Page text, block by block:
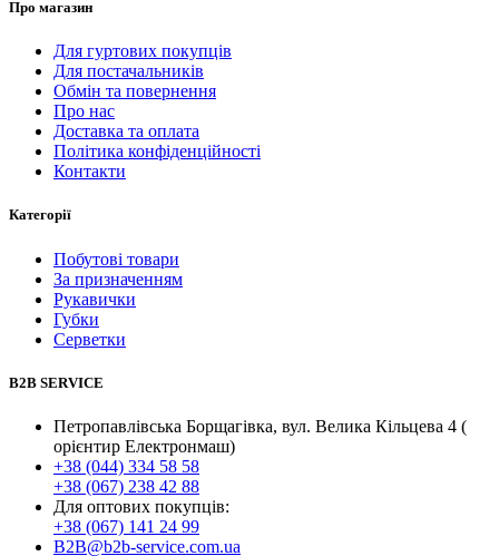
Про магазин
Для гуртових покупців
Для постачальників
Обмін та повернення
Про нас
Доставка та оплата
Політика конфіденційності
Контакти
Категорії
Побутові товари
За призначенням
Рукавички
Губки
Серветки
B2B SERVICE
Петропавлівська Борщагівка, вул. Велика Кільцева 4 (
орієнтир Електронмаш)
+38 (044) 334 58 58
+38 (067) 238 42 88
Для оптових покупців:
+38 (067) 141 24 99
B2B@b2b-service.com.ua